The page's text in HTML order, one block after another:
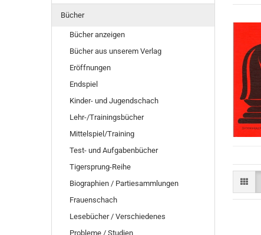
Bücher
Bücher anzeigen
Bücher aus unserem Verlag
Eröffnungen
Endspiel
Kinder- und Jugendschach
Lehr-/Trainingsbücher
Mittelspiel/Training
Test- und Aufgabenbücher
Tigersprung-Reihe
Biographien / Partiesammlungen
Frauenschach
Lesebücher / Verschiedenes
Probleme / Studien